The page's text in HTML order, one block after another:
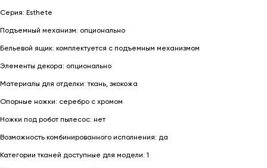
Серия: Esthete
Подъемный механизм: опционально
Бельевой ящик: комплектуется с подъемным механизмом
Элементы декора: опционально
Материалы для отделки: ткань, экокожа
Опорные ножки: серебро с хромом
Ножки под робот пылесос: нет
Возможность комбинированного исполнения: да
Категории тканей доступные для модели: 1